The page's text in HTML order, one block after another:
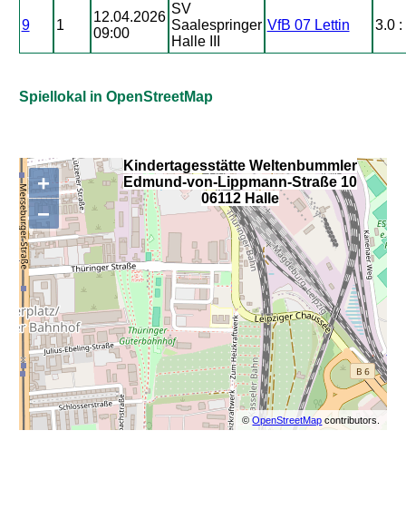
9 1
12.04.2026
09:00
SV
Saalespringer
Halle III
VfB 07 Lettin 3.0 :
Spiellokal in OpenStreetMap
+
−
©OpenStreetMap contributors.
Kindertagesstätte Weltenbummler
Edmund-von-Lippmann-Straße 10
06112 Halle
,